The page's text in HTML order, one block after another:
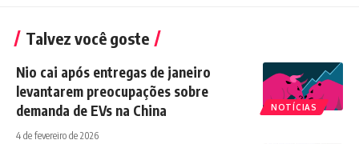
Talvez você goste
NOTÍCIAS
Nio cai após entregas de janeiro
levantarem preocupações sobre
demanda de EVs na China
4 de fevereiro de 2026